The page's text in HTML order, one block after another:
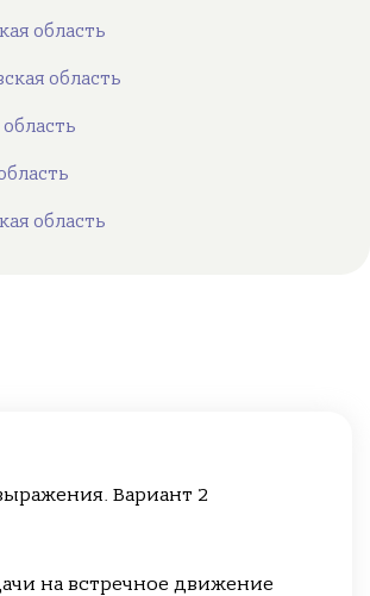
область
область
область
Вариант 2
на встречное движение